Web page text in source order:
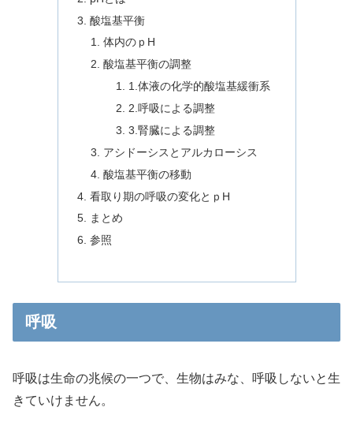
酸塩基平衡
体内のｐH
酸塩基平衡の調整
1.体液の化学的酸塩基緩衝系
2.呼吸による調整
3.腎臓による調整
アシドーシスとアルカローシス
酸塩基平衡の移動
看取り期の呼吸の変化とｐH
まとめ
参照
呼吸
呼吸は生命の兆候の一つで、生物はみな、呼吸しないと生
きていけません。